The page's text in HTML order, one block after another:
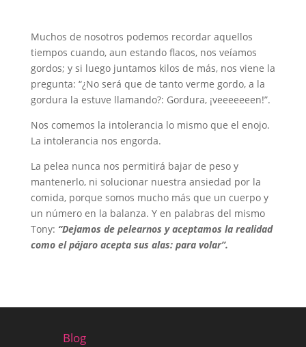
Muchos de nosotros podemos recordar aquellos
tiempos cuando, aun estando flacos, nos veíamos
gordos; y si luego juntamos kilos de más, nos viene la
pregunta: “¿No será que de tanto verme gordo, a la
gordura la estuve llamando?: Gordura, ¡veeeeeeen!”.
Nos comemos la intolerancia lo mismo que el enojo.
La intolerancia nos engorda.
La pelea nunca nos permitirá bajar de peso y
mantenerlo, ni solucionar nuestra ansiedad por la
comida, porque somos mucho más que un cuerpo y
un número en la balanza. Y en palabras del mismo
Tony: “Dejamos de pelearnos y aceptamos la realidad
como el pájaro acepta sus alas: para volar”.
Blog